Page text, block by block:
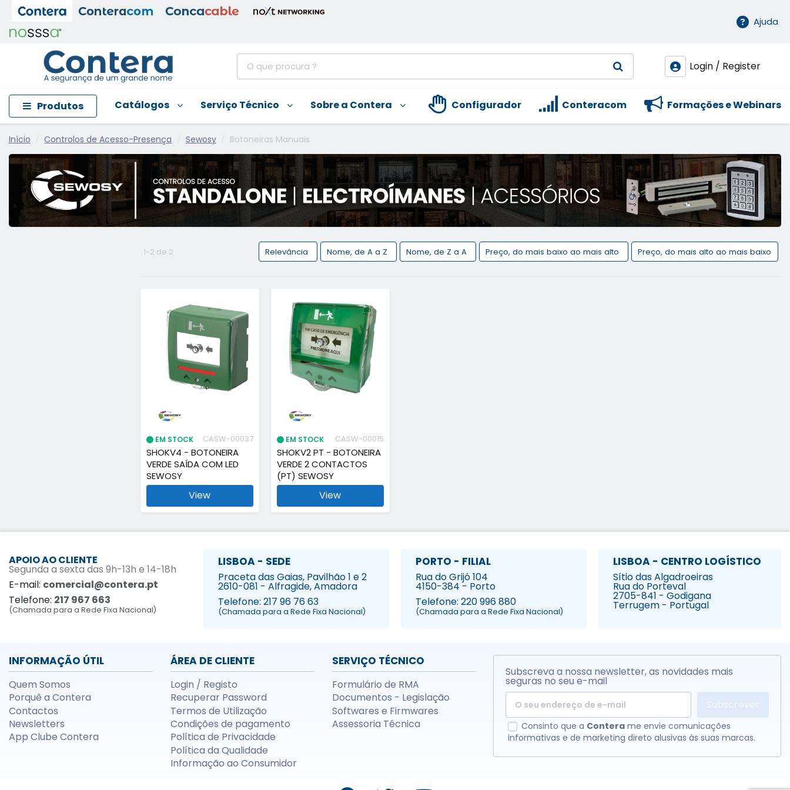
Ajuda
Login / Register
Produtos Catálogos Serviço Técnico Sobre a Contera Formações e Webinars
Conteracom
Configurador
Início Controlos de Acesso-Presença Sewosy Botoneiras Manuais
1-2 de 2 Relevância Nome, de A a Z Nome, de Z a A Preço, do mais baixo ao mais alto Preço, do mais alto ao mais baixo
EM STOCK CASW-00037
SHOKV4 - BOTONEIRA
VERDE SAÍDA COM LED
SEWOSY
View
EM STOCK CASW-00015
SHOKV2 PT - BOTONEIRA
VERDE 2 CONTACTOS
(PT) SEWOSY
View
APOIO AO CLIENTE
Segunda a sexta das 9h-13h e 14-18h
E-mail: comercial@contera.pt
Telefone: 217 967 663
(Chamada para a Rede Fixa Nacional)
LISBOA - SEDE
Praceta das Gaias, Pavilhão 1 e 2
2610-081 - Alfragide, Amadora
Telefone: 217 96 76 63
(Chamada para a Rede Fixa Nacional)
PORTO - FILIAL
Rua do Grijó 104
4150-384 - Porto
Telefone: 220 996 880
(Chamada para a Rede Fixa Nacional)
LISBOA - CENTRO LOGÍSTICO
Sítio das Algadroeiras
Rua do Porteval
2705-841 - Godigana
Terrugem - Portugal
INFORMAÇÃO ÚTIL
Quem Somos
Porquê a Contera
Contactos
Newsletters
App Clube Contera
ÁREA DE CLIENTE
Login / Registo
Recuperar Password
Termos de Utilização
Condições de pagamento
Política de Privacidade
Política da Qualidade
Informação ao Consumidor
SERVIÇO TÉCNICO
Formulário de RMA
Documentos - Legislação
Softwares e Firmwares
Assessoria Técnica
Subscreva a nossa newsletter, as novidades mais
seguras no seu e-mail
Subscrever
Consinto que a Contera me envie comunicações
informativas e de marketing direto alusivas às suas marcas.